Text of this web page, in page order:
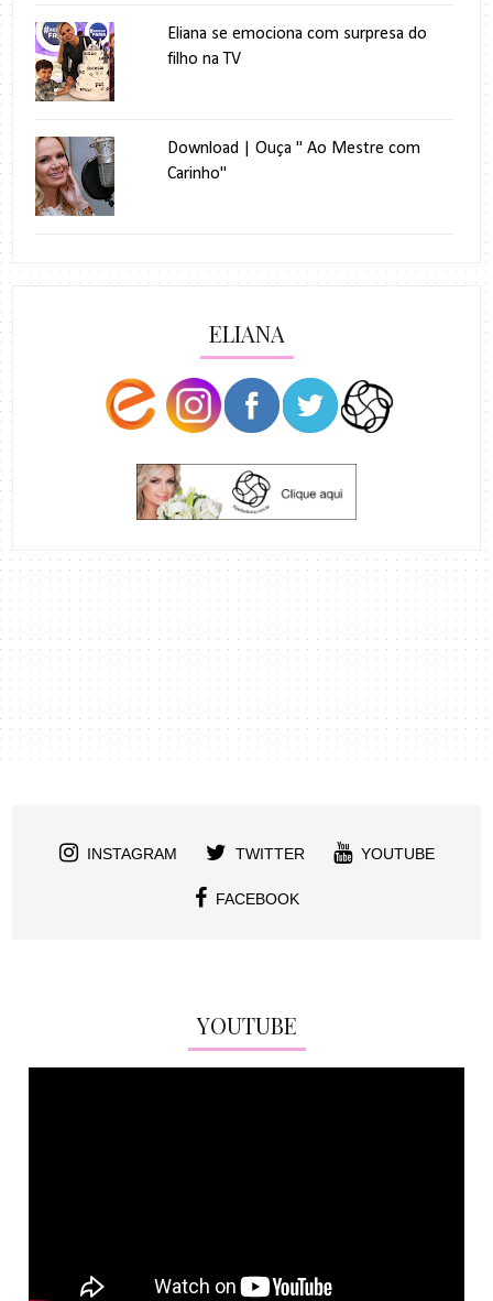
Eliana se emociona com surpresa do
filho na TV
Download | Ouça " Ao Mestre com
Carinho"
ELIANA
INSTAGRAM TWITTER YOUTUBE
FACEBOOK
YOUTUBE